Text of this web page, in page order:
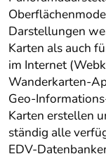
Darstellungen
Karten als auch
im Internet
Wanderkarten-
Geo-
Karten erstellen
ständig alle
EDV-